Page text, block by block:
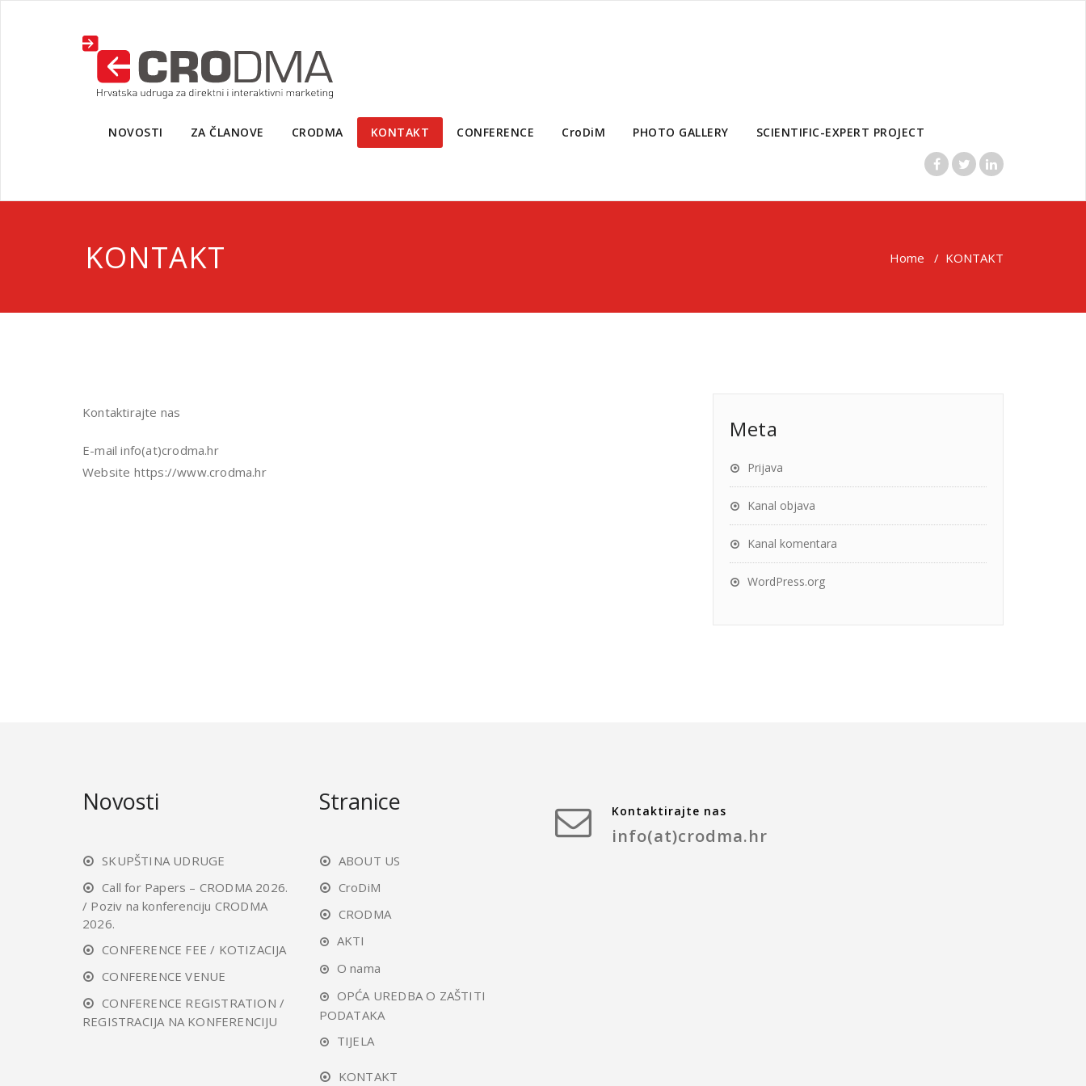
NOVOSTI ZA ČLANOVE CRODMA KONTAKT CONFERENCE CroDiM PHOTO GALLERY SCIENTIFIC-EXPERT PROJECT
KONTAKT Home / KONTAKT
Kontaktirajte nas
E-mail info(at)crodma.hr
Website https://www.crodma.hr
Meta
Prijava
Kanal objava
Kanal komentara
WordPress.org
Novosti
SKUPŠTINA UDRUGE
Call for Papers – CRODMA 2026.
/ Poziv na konferenciju CRODMA
2026.
CONFERENCE FEE / KOTIZACIJA
CONFERENCE VENUE
CONFERENCE REGISTRATION /
REGISTRACIJA NA KONFERENCIJU
Stranice
ABOUT US
CroDiM
CRODMA
AKTI
O nama
OPĆA UREDBA O ZAŠTITI
PODATAKA
TIJELA
KONTAKT
Kontaktirajte nas
info(at)crodma.hr